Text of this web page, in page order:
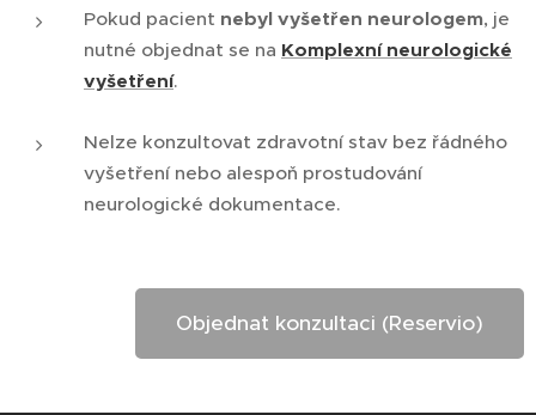
Pokud pacient nebyl vyšetřen neurologem, je
nutné objednat se na Komplexní neurologické
vyšetření.
Nelze konzultovat zdravotní stav bez řádného
vyšetření nebo alespoň prostudování
neurologické dokumentace.
Objednat konzultaci (Reservio)